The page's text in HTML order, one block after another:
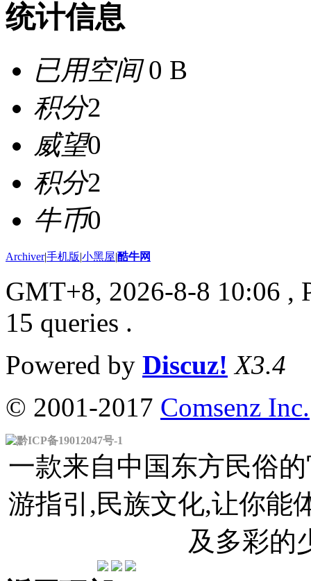
统计信息
已用空间0 B
积分2
威望0
积分2
牛币0
Archiver|手机版|小黑屋|酷牛网
GMT+8, 2026-8-8 10:06 ,
15 queries .
Powered by Discuz! X3.4
© 2001-2017 Comsenz Inc.
黔ICP备19012047号-1
一款来自中国东方民俗
游指引,民族文化,让你能
及多彩的